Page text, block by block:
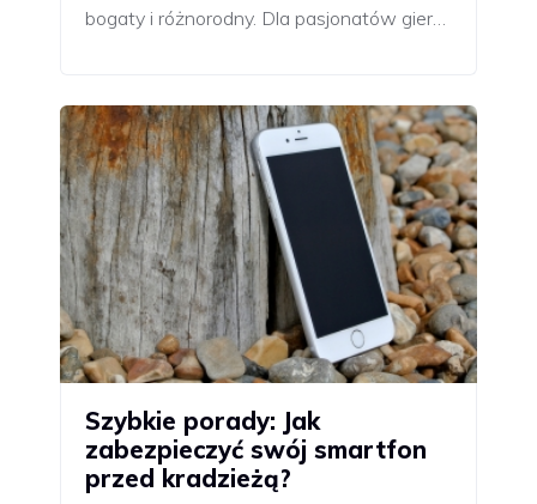
bogaty i różnorodny. Dla pasjonatów gier…
Szybkie porady: Jak
zabezpieczyć swój smartfon
przed kradzieżą?